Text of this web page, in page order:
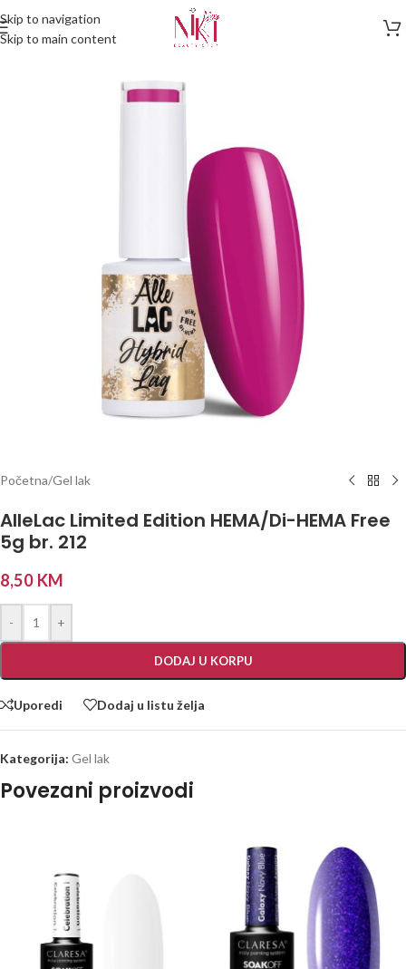
Skip to navigation
Skip to main content
Početna/Gel lak
AlleLac Limited Edition HEMA/Di-HEMA Free
5g br. 212
8,50 KM
- +
DODAJ U KORPU
Uporedi Dodaj u listu želja
Kategorija: Gel lak
Povezani proizvodi